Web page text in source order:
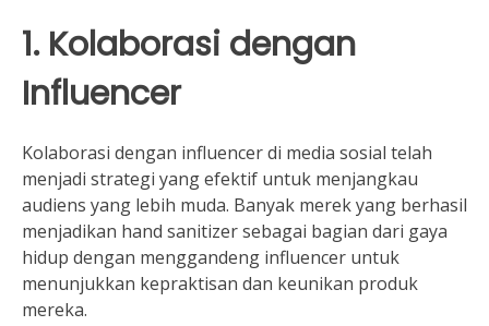
1. Kolaborasi dengan
Influencer
Kolaborasi dengan influencer di media sosial telah
menjadi strategi yang efektif untuk menjangkau
audiens yang lebih muda. Banyak merek yang berhasil
menjadikan hand sanitizer sebagai bagian dari gaya
hidup dengan menggandeng influencer untuk
menunjukkan kepraktisan dan keunikan produk
mereka.